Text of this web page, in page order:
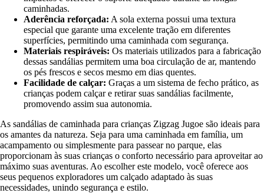
caminhadas.
Aderência reforçada: A sola externa possui uma textura
especial que garante uma excelente tração em diferentes
superfícies, permitindo uma caminhada com segurança.
Materiais respiráveis: Os materiais utilizados para a fabricação
dessas sandálias permitem uma boa circulação de ar, mantendo
os pés frescos e secos mesmo em dias quentes.
Facilidade de calçar: Graças a um sistema de fecho prático, as
crianças podem calçar e retirar suas sandálias facilmente,
promovendo assim sua autonomia.
As sandálias de caminhada para crianças Zigzag Jugoe são ideais para
os amantes da natureza. Seja para uma caminhada em família, um
acampamento ou simplesmente para passear no parque, elas
proporcionam às suas crianças o conforto necessário para aproveitar ao
máximo suas aventuras. Ao escolher este modelo, você oferece aos
seus pequenos exploradores um calçado adaptado às suas
necessidades, unindo segurança e estilo.